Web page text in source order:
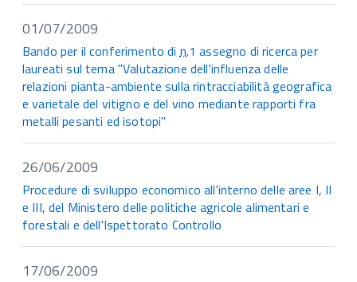
01/07/2009
Bando per il conferimento di n.1 assegno di ricerca per
laureati sul tema "Valutazione dell'influenza delle
relazioni pianta-ambiente sulla rintracciabilità geografica
e varietale del vitigno e del vino mediante rapporti fra
metalli pesanti ed isotopi"
26/06/2009
Procedure di sviluppo economico all'interno delle aree I, II
e III, del Ministero delle politiche agricole alimentari e
forestali e dell'Ispettorato Controllo
17/06/2009